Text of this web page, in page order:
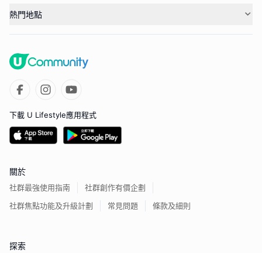
熱門地點
下載 U Lifestyle應用程式
關於
社群最強使用指南
社群創作有價企劃
社群焦點功能及升級計劃
常見問題 條款及細則
探索